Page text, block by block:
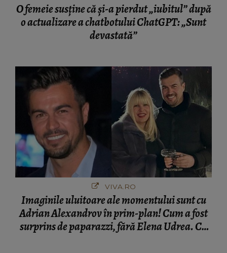
O femeie susține că și-a pierdut „iubitul” după
o actualizare a chatbotului ChatGPT: „Sunt
devastată”
VIVA.RO
Imaginile uluitoare ale momentului sunt cu
Adrian Alexandrov în prim-plan! Cum a fost
surprins de paparazzi, fără Elena Udrea. Cu